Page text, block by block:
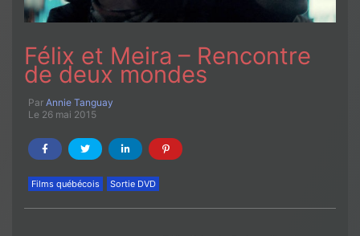
Félix et Meira – Rencontre
de deux mondes
Par Annie Tanguay
Le 26 mai 2015
Films québécois Sortie DVD